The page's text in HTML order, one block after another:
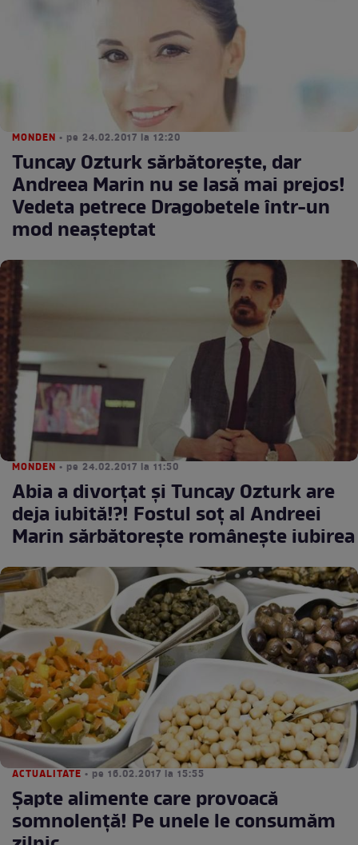
MONDEN • pe 24.02.2017 la 12:20
Tuncay Ozturk sărbătoreşte, dar
Andreea Marin nu se lasă mai prejos!
Vedeta petrece Dragobetele într-un
mod neaşteptat
MONDEN • pe 24.02.2017 la 11:50
Abia a divorţat şi Tuncay Ozturk are
deja iubită!?! Fostul soţ al Andreei
Marin sărbătoreşte româneşte iubirea
ACTUALITATE • pe 16.02.2017 la 15:55
Șapte alimente care provoacă
somnolență! Pe unele le consumăm